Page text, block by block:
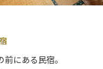
にある民宿。